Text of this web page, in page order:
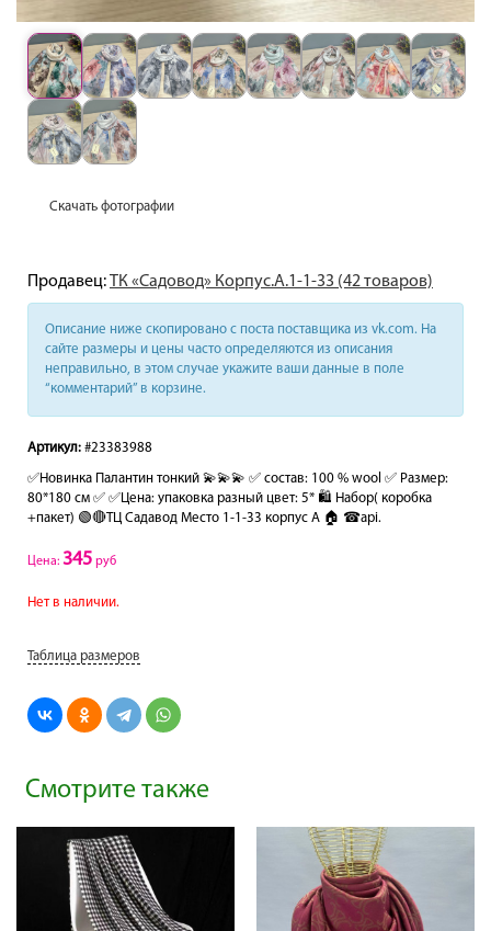
Скачать фотографии
Продавец:ТК «Садовод» Корпус.А.1-1-33 (42 товаров)
Описание ниже скопировано с поста поставщика из vk.com. На
сайте размеры и цены часто определяются из описания
неправильно, в этом случае укажите ваши данные в поле
“комментарий” в корзине.
Артикул: #23383988
✅Новинка Палантин тонкий 💫💫💫 ✅ состав: 100 % wool ✅ Размер:
80*180 см ✅ ✅Цена: упаковка разный цвет: 5* 🛍 Набор( коробка
+пакет) 🟢🔴ТЦ Садавод Место 1-1-33 корпус А 🏠 ☎api.
Цена: 345 руб
Нет в наличии.
Таблица размеров
Смотрите также